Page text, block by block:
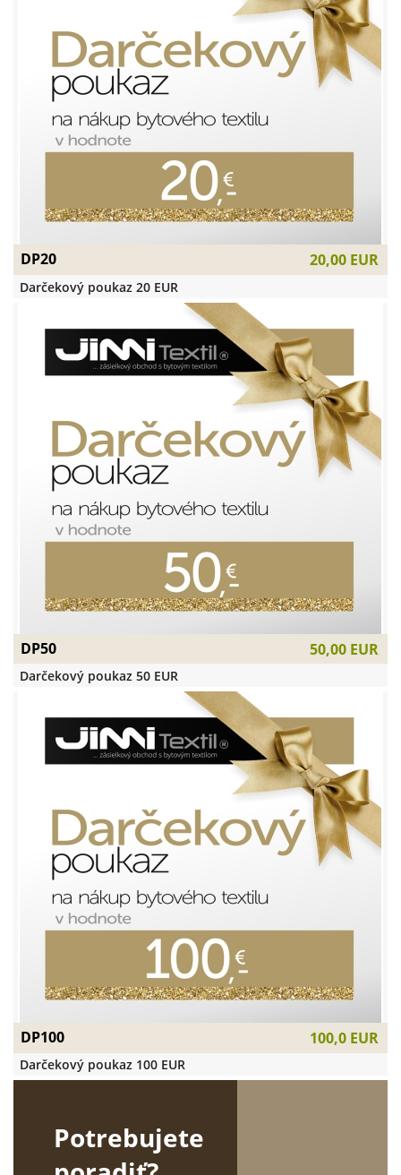
DP20 20,00 EUR
Darčekový poukaz 20 EUR
DP50 50,00 EUR
Darčekový poukaz 50 EUR
DP100 100,0 EUR
Darčekový poukaz 100 EUR
Potrebujete